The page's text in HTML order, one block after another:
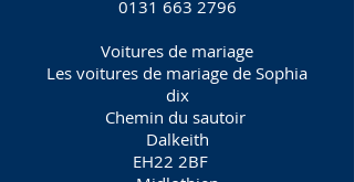
0131 663 2796
Voitures de mariage
Les voitures de mariage de Sophia
dix
Chemin du sautoir
Dalkeith
EH22 2BF